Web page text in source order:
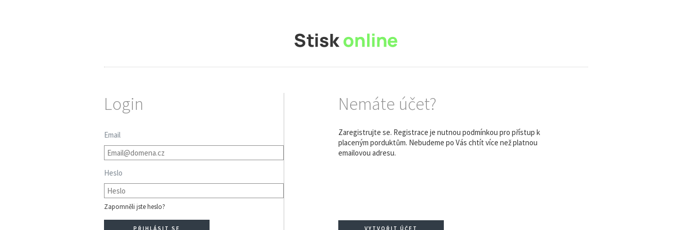
Login
Email
Heslo
Zapomněli jste heslo?
Nemáte účet?
Zaregistrujte se. Registrace je nutnou podmínkou pro přístup k
placeným porduktům. Nebudeme po Vás chtít více než platnou
emailovou adresu.
VYTVOŘIT ÚČET